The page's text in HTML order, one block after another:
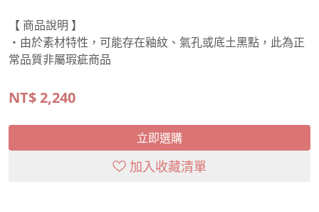
【 商品說明 】
・由於素材特性，可能存在釉紋、氣孔或底土黑點，此為正
常品質非屬瑕疵商品
NT$2,240
立即選購
加入收藏清單